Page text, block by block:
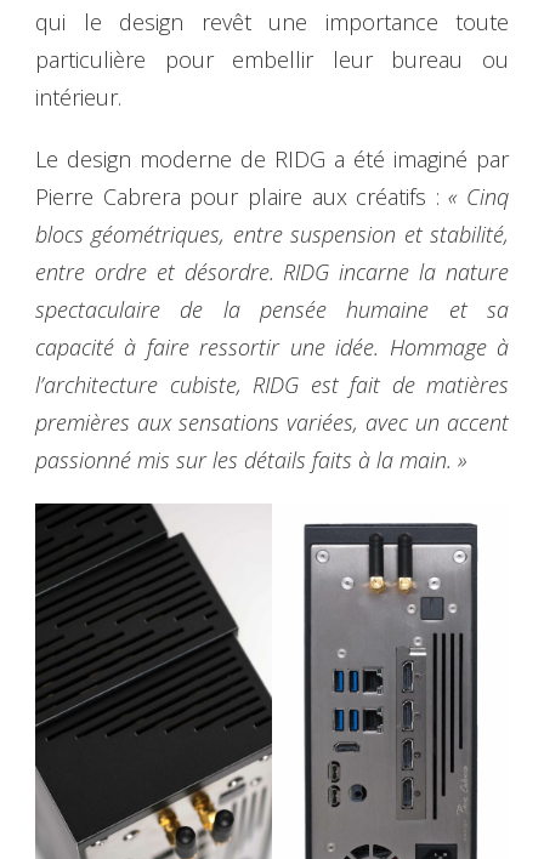
qui le design revêt une importance toute
particulière pour embellir leur bureau ou
intérieur.
Le design moderne de RIDG a été imaginé par
Pierre Cabrera pour plaire aux créatifs : « Cinq
blocs géométriques, entre suspension et stabilité,
entre ordre et désordre. RIDG incarne la nature
spectaculaire de la pensée humaine et sa
capacité à faire ressortir une idée. Hommage à
l’architecture cubiste, RIDG est fait de matières
premières aux sensations variées, avec un accent
passionné mis sur les détails faits à la main. »